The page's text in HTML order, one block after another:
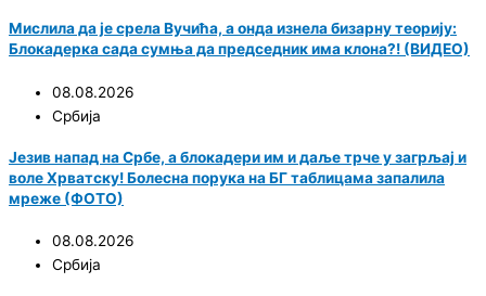
Мислила да је срела Вучића, а онда изнела бизарну теорију:
Блокадерка сада сумња да председник има клона?! (ВИДЕО)
08.08.2026
Србија
Језив напад на Србе, а блокадери им и даље трче у загрљај и
воле Хрватску! Болесна порука на БГ таблицама запалила
мреже (ФОТО)
08.08.2026
Србија